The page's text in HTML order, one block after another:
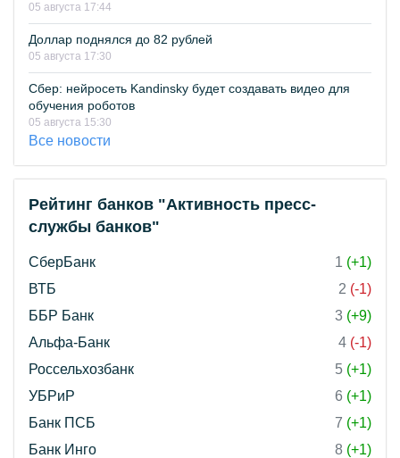
05 августа 17:44
Доллар поднялся до 82 рублей
05 августа 17:30
Сбер: нейросеть Kandinsky будет создавать видео для
обучения роботов
05 августа 15:30
Все новости
Рейтинг банков "Активность пресс-
службы банков"
СберБанк 1 (+1)
ВТБ
2 (-1)
ББР Банк
3 (+9)
Альфа-Банк
4 (-1)
Россельхозбанк
5 (+1)
УБРиР
6 (+1)
Банк ПСБ
7 (+1)
Банк Инго
8 (+1)